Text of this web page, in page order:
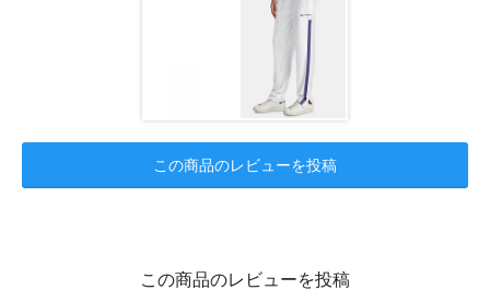
この商品のレビューを投稿
この商品のレビューを投稿